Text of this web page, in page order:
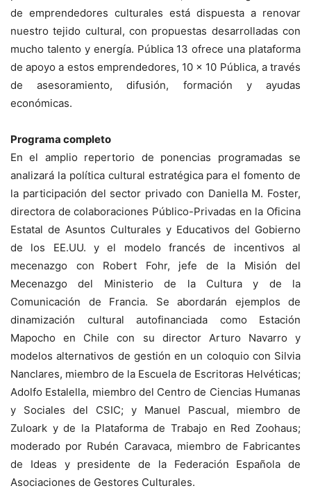
de emprendedores culturales está dispuesta a renovar
nuestro tejido cultural, con propuestas desarrolladas con
mucho talento y energía. Pública 13 ofrece una plataforma
de apoyo a estos emprendedores, 10 x 10 Pública, a través
de asesoramiento, difusión, formación y ayudas
económicas.
Programa completo
En el amplio repertorio de ponencias programadas se
analizará la política cultural estratégica para el fomento de
la participación del sector privado con Daniella M. Foster,
directora de colaboraciones Público-Privadas en la Oficina
Estatal de Asuntos Culturales y Educativos del Gobierno
de los EE.UU. y el modelo francés de incentivos al
mecenazgo con Robert Fohr, jefe de la Misión del
Mecenazgo del Ministerio de la Cultura y de la
Comunicación de Francia. Se abordarán ejemplos de
dinamización cultural autofinanciada como Estación
Mapocho en Chile con su director Arturo Navarro y
modelos alternativos de gestión en un coloquio con Silvia
Nanclares, miembro de la Escuela de Escritoras Helvéticas;
Adolfo Estalella, miembro del Centro de Ciencias Humanas
y Sociales del CSIC; y Manuel Pascual, miembro de
Zuloark y de la Plataforma de Trabajo en Red Zoohaus;
moderado por Rubén Caravaca, miembro de Fabricantes
de Ideas y presidente de la Federación Española de
Asociaciones de Gestores Culturales.